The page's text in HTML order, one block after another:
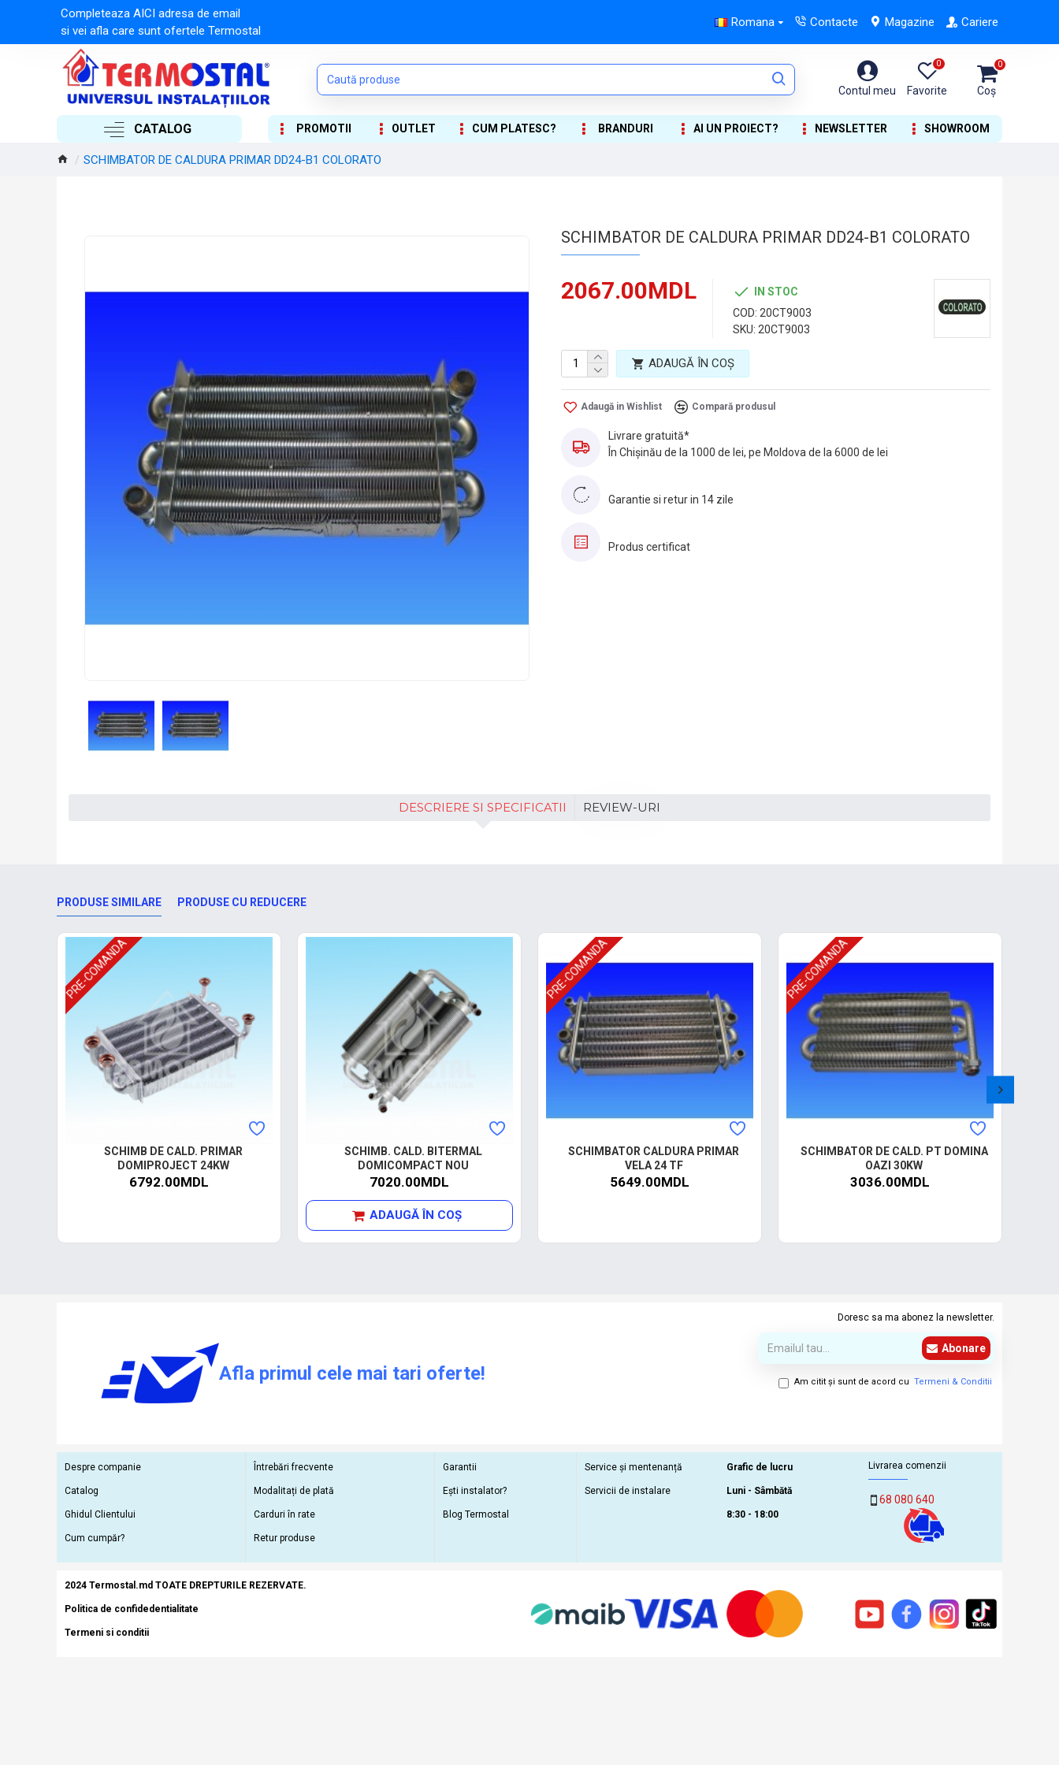
Completeaza AICI adresa de email
si vei afla care sunt ofertele Termostal
Romana Contacte Magazine Cariere
Contul meu Favorite
0
Coș
0
CATALOG PROMOTII OUTLET CUM PLATESC? BRANDURI AI UN PROIECT? NEWSLETTER SHOWROOM
SCHIMBATOR DE CALDURA PRIMAR DD24-B1 COLORATO
SCHIMBATOR DE CALDURA PRIMAR DD24-B1 COLORATO
2067.00MDL
IN STOC
COD: 20CT9003
SKU: 20CT9003
ADAUGĂ ÎN COŞ
Adaugă in Wishlist Compară produsul
Livrare gratuită*
În Chișinău de la 1000 de lei, pe Moldova de la 6000 de lei
Garantie si retur in 14 zile
Produs certificat
DESCRIERE SI SPECIFICATII REVIEW-URI
PRODUSE SIMILARE PRODUSE CU REDUCERE
PRE-COMANDA
SCHIMB DE CALD. PRIMAR
DOMIPROJECT 24KW
6792.00MDL
SCHIMB. CALD. BITERMAL
DOMICOMPACT NOU
7020.00MDL
ADAUGĂ ÎN COŞ
PRE-COMANDA
SCHIMBATOR CALDURA PRIMAR
VELA 24 TF
5649.00MDL
PRE-COMANDA
SCHIMBATOR DE CALD. PT DOMINA
OAZI 30KW
3036.00MDL
Afla primul cele mai tari oferte!
Doresc sa ma abonez la newsletter.
Abonare
Am citit şi sunt de acord cu Termeni & Conditii
Despre companie
Catalog
Ghidul Clientului
Cum cumpăr?
Întrebări frecvente
Modalitați de plată
Carduri în rate
Retur produse
Garantii
Ești instalator?
Blog Termostal
Service și mentenanță
Servicii de instalare
Grafic de lucru
Luni - Sâmbătă
8:30 - 18:00
Livrarea comenzii
68 080 640
2024 Termostal.md TOATE DREPTURILE REZERVATE.
Politica de confidedentialitate
Termeni si conditii